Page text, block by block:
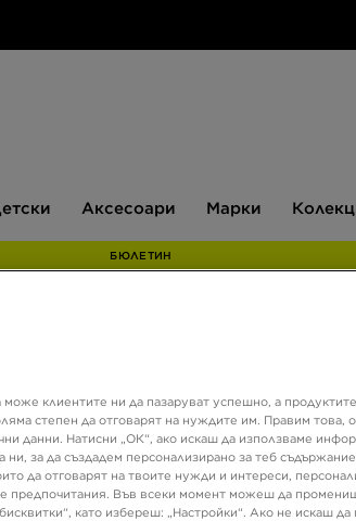
Аксесоари Марки
БЮЛЕТИН
може клиентите ни да пазаруват успешно, а
степен да отговарят на нуждите им. Правим това,
данни. Натисни „ОК“, ако искаш да използваме
ни, за да създадем персонализирано за теб
да отговарят на твоите нужди и интереси,
предпочитания. Във всеки момент можеш да
като избереш: „Настройки“. Ако не искаш